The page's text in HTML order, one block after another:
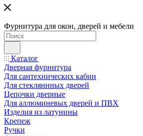
Фурнитура для окон, дверей и мебели
Каталог
Дверная фурнитура
Для сантехнических кабин
Для стекляннных дверей
Цепочки дверные
Для аллюминевых дверей и ПВХ
Изделия из латунины
Крепеж
Ручки